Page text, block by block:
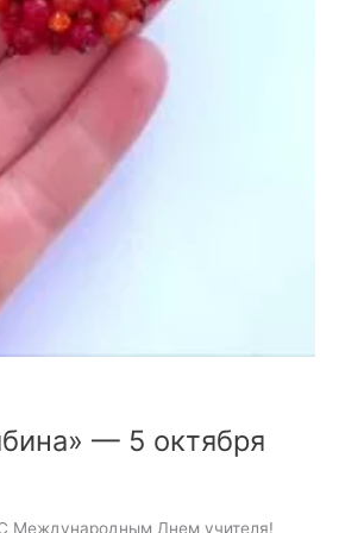
— 5 октября
Международным Днем учителя!